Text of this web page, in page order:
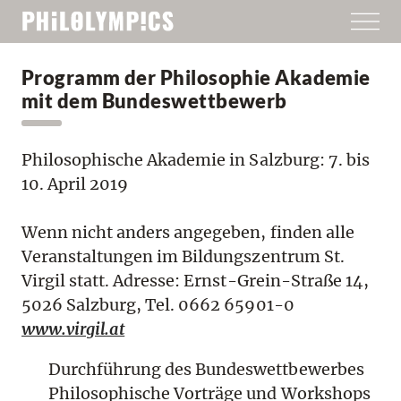
Programm der Philosophie Akademie
mit dem Bundeswettbewerb
Philosophische Akademie in Salzburg: 7. bis
10. April 2019
Wenn nicht anders angegeben, finden alle
Veranstaltungen im Bildungszentrum St.
Virgil statt. Adresse: Ernst-Grein-Straße 14,
5026 Salzburg, Tel. 0662 65901-0
www.virgil.at
Durchführung des Bundeswettbewerbes
Philosophische Vorträge und Workshops